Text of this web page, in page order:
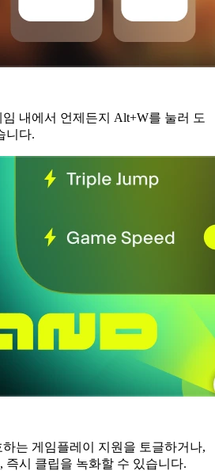
임 내에서 언제든지 Alt+W를 눌러 도
니다.
하는 게임플레이 지원을 토글하거나,
즉시 클립을 녹화할 수 있습니다.